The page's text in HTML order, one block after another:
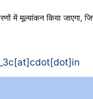
किया जाएगा, जिसे